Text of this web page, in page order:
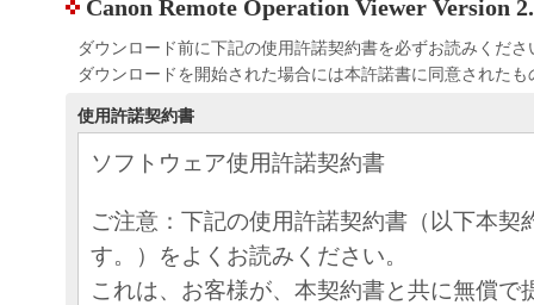
Canon Remote Operation Viewer Version
ダウンロード前に下記の使用許諾契約書を必ずお読みくださ
ダウンロードを開始された場合には本許諾書に同意された
使用許諾契約書
ソフトウェア使用許諾契約書
ご注意：下記の使用許諾契約書（以下本契
す。）をよくお読みください。
これは、お客様が、本契約書と共に無償で